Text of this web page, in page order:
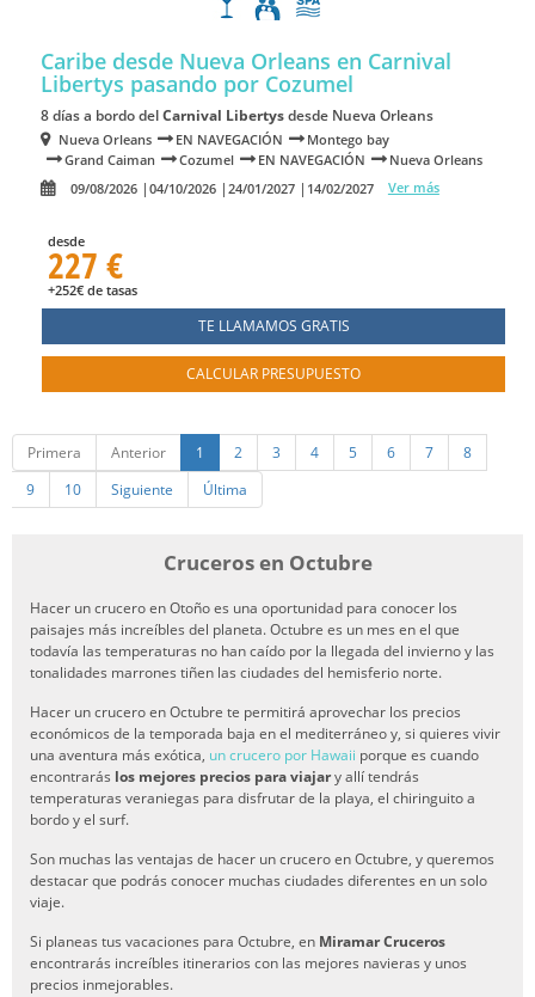
Caribe desde Nueva Orleans en Carnival
Libertys pasando por Cozumel
8 días a bordo delCarnival Libertysdesde Nueva Orleans
Nueva Orleans EN NAVEGACIÓN
Montego bay
Grand Caiman
Cozumel EN NAVEGACIÓN
Nueva Orleans
09/08/2026
04/10/2026 24/01/2027 14/02/2027 Ver más
desde
227 €
+252€ de tasas
TE LLAMAMOS GRATIS
CALCULAR PRESUPUESTO
Primera Anterior 1 2 3 4 5 6 7
8
9
10 Siguiente Última
Cruceros en Octubre
Hacer un crucero en Otoño es una oportunidad para conocer los
paisajes más increíbles del planeta. Octubre es un mes en el que
todavía las temperaturas no han caído por la llegada del invierno y las
tonalidades marrones tiñen las ciudades del hemisferio norte.
Hacer un crucero en Octubre te permitirá aprovechar los precios
económicos de la temporada baja en el mediterráneo y, si quieres vivir
una aventura más exótica, un crucero por Hawaii porque es cuando
encontrarás los mejores precios para viajary allí tendrás
temperaturas veraniegas para disfrutar de la playa, el chiringuito a
bordo y el surf.
Son muchas las ventajas de hacer un crucero en Octubre, y queremos
destacar que podrás conocer muchas ciudades diferentes en un solo
viaje.
Si planeas tus vacaciones para Octubre, en Miramar Cruceros
encontrarás increíbles itinerarios con las mejores navieras y unos
precios inmejorables.